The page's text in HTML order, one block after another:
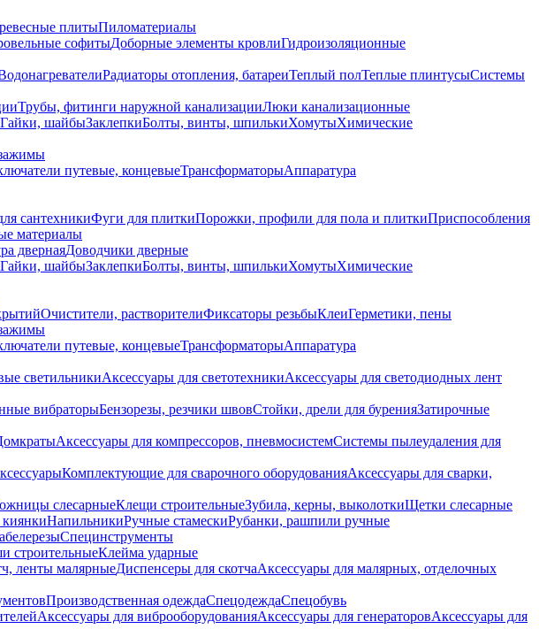
плитыПиломатериалы
софитыДоборные элементы кровлиГидроизоляционные
Радиаторы отопления, батареиТеплый полТеплые плинтусыСистемы
Трубы, фитинги наружной канализацииЛюки канализационные
Гайки, шайбыЗаклепкиБолты, винты, шпилькиХомутыХимические
путевые, концевыеТрансформаторыАппаратура
сантехникиФуги для плиткиПорожки, профили для пола и плиткиПриспособления
материалы
двернаяДоводчики дверные
Гайки, шайбыЗаклепкиБолты, винты, шпилькиХомутыХимические
Очистители, растворителиФиксаторы резьбыКлеиГерметики, пены
путевые, концевыеТрансформаторыАппаратура
светильникиАксессуары для светотехникиАксессуары для светодиодных лент
вибраторыБензорезы, резчики швовСтойки, дрели для буренияЗатирочные
Аксессуары для компрессоров, пневмосистемСистемы пылеудаления для
Комплектующие для сварочного оборудованияАксессуары для сварки,
слесарныеКлещи строительныеЗубила, керны, выколоткиЩетки слесарные
НапильникиРучные стамескиРубанки, рашпили ручные
Специнструменты
строительныеКлейма ударные
ленты малярныеДиспенсеры для скотчаАксессуары для малярных, отделочных
Производственная одеждаСпецодеждаСпецобувь
Аксессуары для виброоборудованияАксессуары для генераторовАксессуары для